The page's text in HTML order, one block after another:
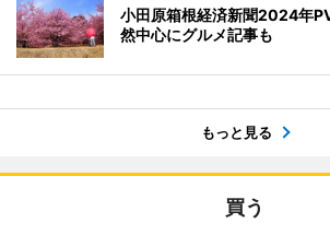
小田原箱根経済新聞2024年
然中心にグルメ記事も
もっと見る
買う